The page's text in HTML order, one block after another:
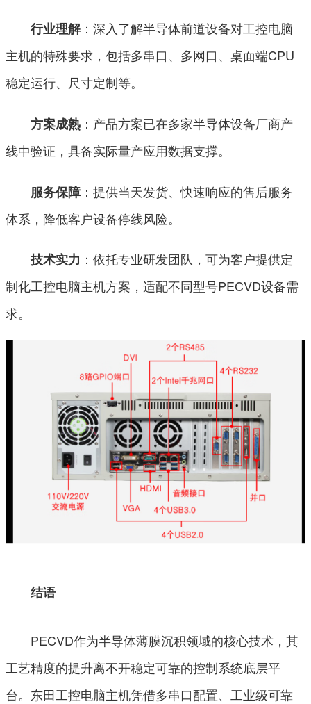
行业理解：深入了解半导体前道设备对工控电脑
主机的特殊要求，包括多串口、多网口、桌面端CPU
稳定运行、尺寸定制等。
方案成熟 ：产品方案已在多家半导体设备厂商产
线中验证，具备实际量产应用数据支撑。
服务保障：提供当天发货、快速响应的售后服务
体系，降低客户设备停线风险。
技术实力 ：依托专业研发团队，可为客户提供定
制化工控电脑主机方案，适配不同型号PECVD设备需
求。
结语
PECVD作为半导体薄膜沉积领域的核心技术，其
工艺精度的提升离不开稳定可靠的控制系统底层平
台。东田工控电脑主机凭借多串口配置、工业级可靠